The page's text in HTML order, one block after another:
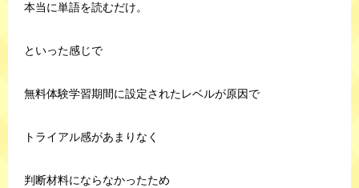
本当に単語を読むだけ。
といった感じで
無料体験学習期間に設定されたレベルが原因で
トライアル感があまりなく
判断材料にならなかったため